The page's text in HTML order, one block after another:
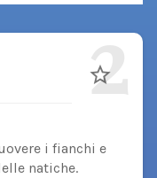
2
i fianchi e
natiche.